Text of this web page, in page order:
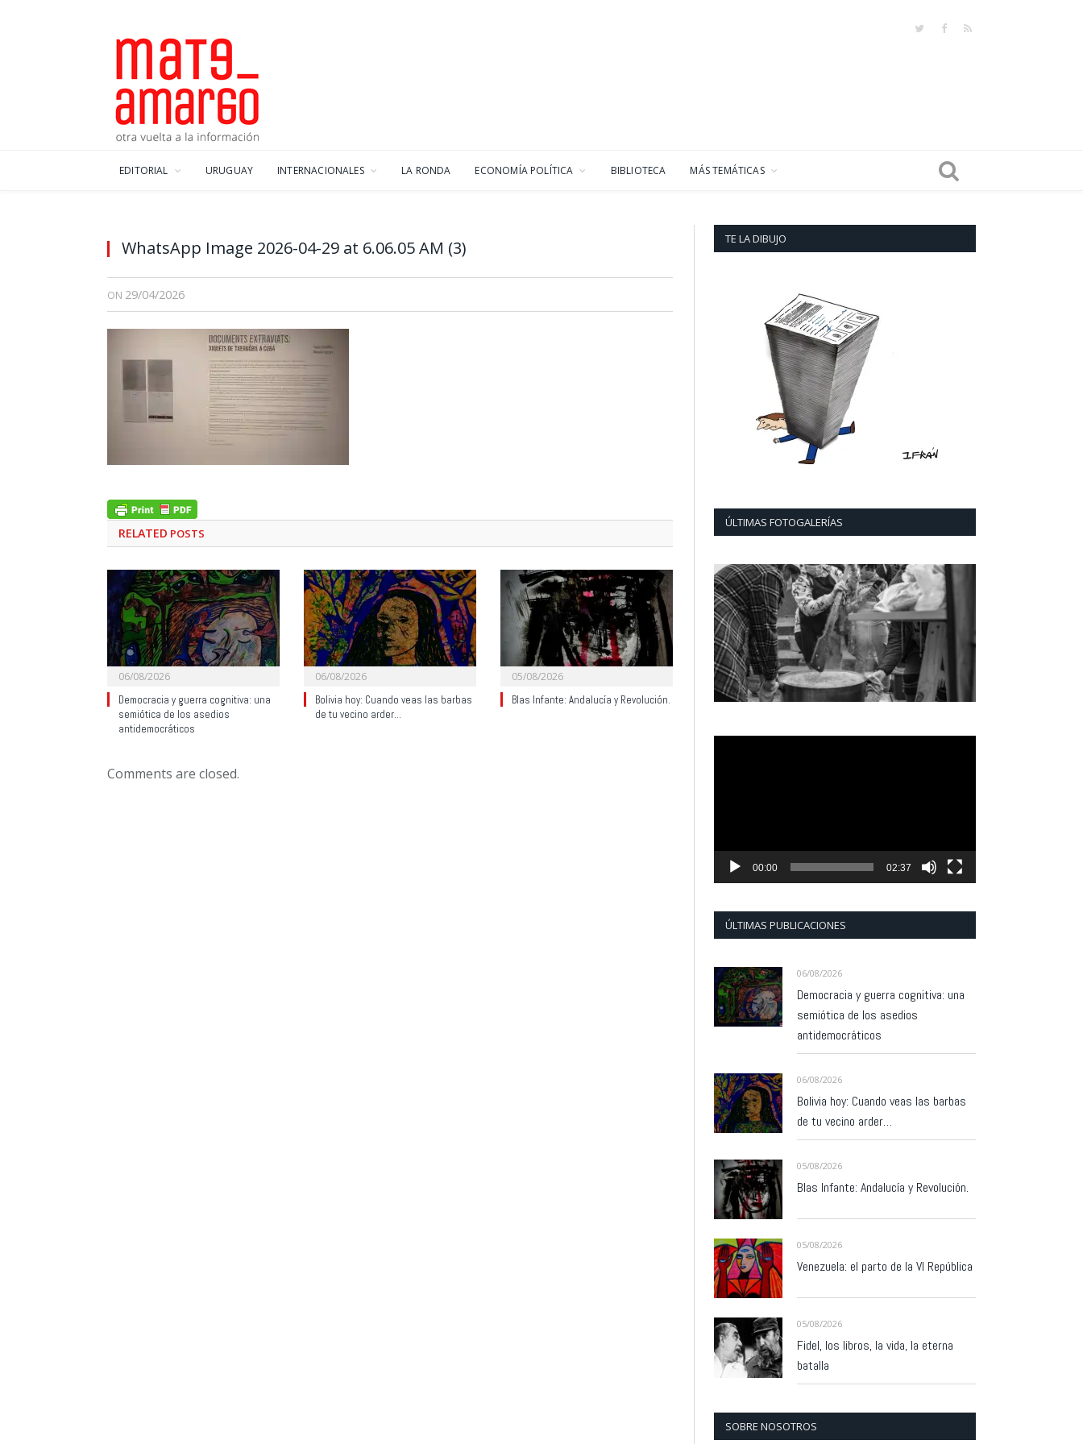
TwitterFacebook
RSS
EDITORIAL URUGUAY INTERNACIONALES LA RONDA ECONOMÍA POLÍTICA BIBLIOTECA MÁS TEMÁTICAS
WhatsApp Image 2026-04-29 at 6.06.05 AM (3)
ON 29/04/2026
RELATED POSTS
06/08/2026
Democracia y guerra cognitiva: una
semiótica de los asedios
antidemocráticos
06/08/2026
Bolivia hoy: Cuando veas las barbas
de tu vecino arder…
05/08/2026
Blas Infante: Andalucía y Revolución.
Comments are closed.
TE LA DIBUJO
ÚLTIMAS FOTOGALERÍAS
00:00 02:37
ÚLTIMAS PUBLICACIONES
06/08/2026
Democracia y guerra cognitiva: una
semiótica de los asedios
antidemocráticos
06/08/2026
Bolivia hoy: Cuando veas las barbas
de tu vecino arder…
05/08/2026
Blas Infante: Andalucía y Revolución.
05/08/2026
Venezuela: el parto de la VI República
05/08/2026
Fidel, los libros, la vida, la eterna
batalla
SOBRE NOSOTROS